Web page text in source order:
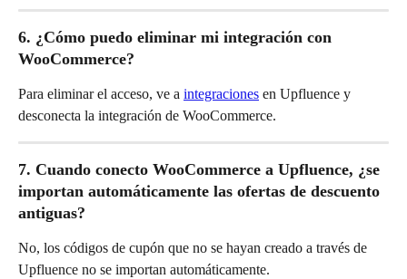
6. ¿Cómo puedo eliminar mi integración con
WooCommerce?
Para eliminar el acceso, ve a integraciones en Upfluence y
desconecta la integración de WooCommerce.
7. Cuando conecto WooCommerce a Upfluence, ¿se
importan automáticamente las ofertas de descuento
antiguas?
No, los códigos de cupón que no se hayan creado a través de
Upfluence no se importan automáticamente.